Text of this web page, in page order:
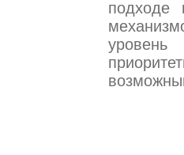
подходе
уровень